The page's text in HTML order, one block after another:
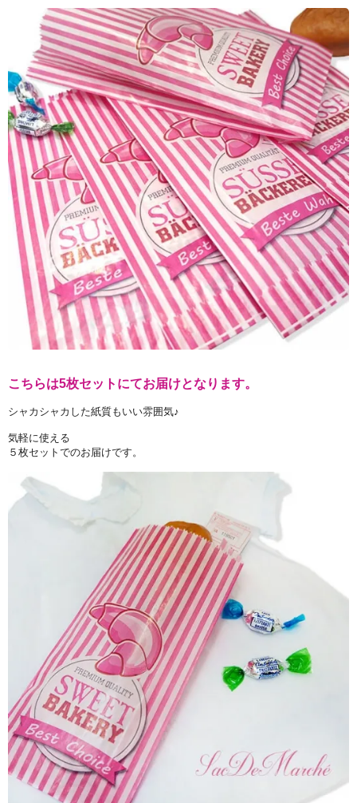
こちらは5枚セットにてお届けとなります。
シャカシャカした紙質もいい雰囲気♪
気軽に使える
５枚セットでのお届けです。